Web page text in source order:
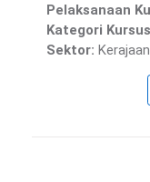
Pelaksanaan
Kategori
Sektor: